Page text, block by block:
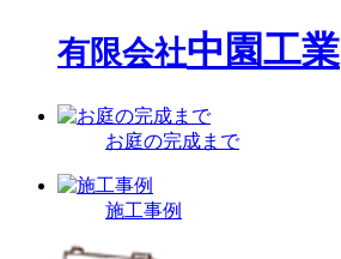
有限会社中園工業
お庭の完成まで
施工事例